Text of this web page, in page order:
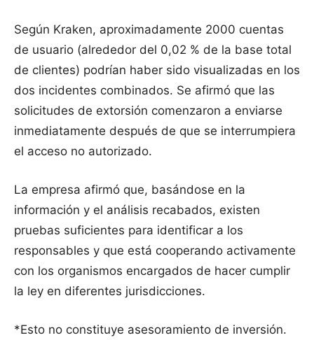
Según Kraken, aproximadamente 2000 cuentas
de usuario (alrededor del 0,02 % de la base total
de clientes) podrían haber sido visualizadas en los
dos incidentes combinados. Se afirmó que las
solicitudes de extorsión comenzaron a enviarse
inmediatamente después de que se interrumpiera
el acceso no autorizado.
La empresa afirmó que, basándose en la
información y el análisis recabados, existen
pruebas suficientes para identificar a los
responsables y que está cooperando activamente
con los organismos encargados de hacer cumplir
la ley en diferentes jurisdicciones.
*Esto no constituye asesoramiento de inversión.